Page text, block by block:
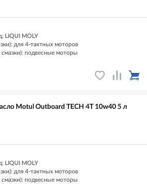
LIQUI MOLY
для 4-тактных моторов
подвесные моторы
Motul Outboard TECH 4T 10w40 5 л
LIQUI MOLY
для 4-тактных моторов
подвесные моторы